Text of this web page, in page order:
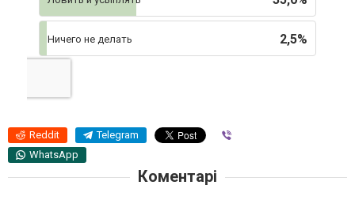
2,5%
Ничего не делать
Reddit Telegram
WhatsApp
Коментарі